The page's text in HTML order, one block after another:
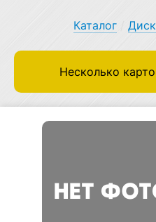
Каталог
Несколько